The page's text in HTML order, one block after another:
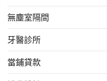
無塵室隔間
牙醫診所
當鋪貸款